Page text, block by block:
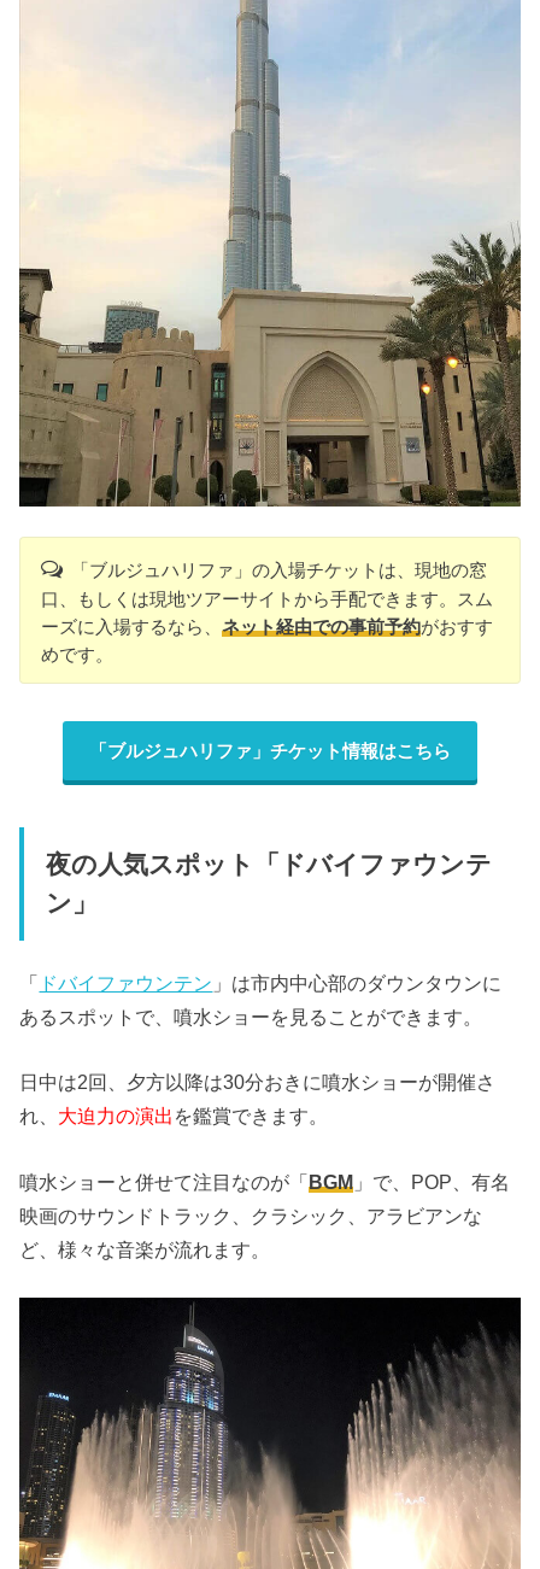
「ブルジュハリファ」の入場チケットは、現地の窓
口、もしくは現地ツアーサイトから手配できます。スム
ーズに入場するなら、ネット経由での事前予約がおすす
めです。
「ブルジュハリファ」チケット情報はこちら
夜の人気スポット「ドバイファウンテ
ン」
「 ドバイファウンテン 」は市内中心部のダウンタウンに
あるスポットで、噴水ショーを見ることができます。
日中は2回、夕方以降は30分おきに噴水ショーが開催さ
れ、 大迫力の演出 を鑑賞できます。
噴水ショーと併せて注目なのが「BGM 」で、POP、有名
映画のサウンドトラック、クラシック、アラビアンな
ど、様々な音楽が流れます。